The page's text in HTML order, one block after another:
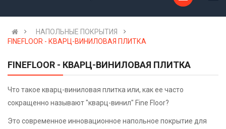
НАПОЛЬНЫЕ ПОКРЫТИЯ
FINEFLOOR - КВАРЦ-ВИНИЛОВАЯ ПЛИТКА
FINEFLOOR - КВАРЦ-ВИНИЛОВАЯ ПЛИТКА
Что такое кварц-виниловая плитка или, как ее часто
сокращенно называют "кварц-винил" Fine Floor?
Это современное инновационное напольное покрытие для